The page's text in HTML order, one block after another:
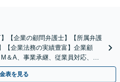
【企業の顧問弁護士】【所属弁護
【企業法務の実績豊富】企業顧
＆A、事業承継、従業員対応、取
豊富な対応実績
表を見る